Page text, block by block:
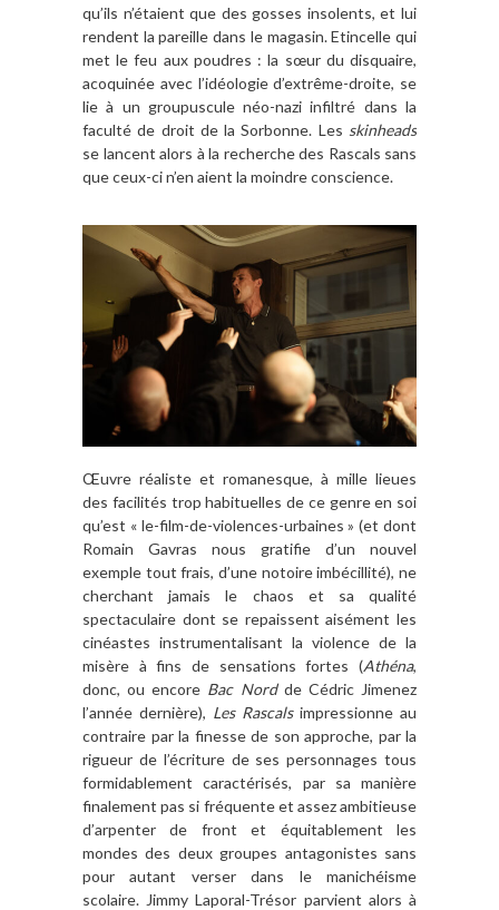
qu’ils n’étaient que des gosses insolents, et lui
rendent la pareille dans le magasin. Etincelle qui
met le feu aux poudres : la sœur du disquaire,
acoquinée avec l’idéologie d’extrême-droite, se
lie à un groupuscule néo-nazi infiltré dans la
faculté de droit de la Sorbonne. Les skinheads
se lancent alors à la recherche des Rascals sans
que ceux-ci n’en aient la moindre conscience.
Œuvre réaliste et romanesque, à mille lieues
des facilités trop habituelles de ce genre en soi
qu’est « le-film-de-violences-urbaines » (et dont
Romain Gavras nous gratifie d’un nouvel
exemple tout frais, d’une notoire imbécillité), ne
cherchant jamais le chaos et sa qualité
spectaculaire dont se repaissent aisément les
cinéastes instrumentalisant la violence de la
misère à fins de sensations fortes (Athéna,
donc, ou encore Bac Nord de Cédric Jimenez
l’année dernière), Les Rascals impressionne au
contraire par la finesse de son approche, par la
rigueur de l’écriture de ses personnages tous
formidablement caractérisés, par sa manière
finalement pas si fréquente et assez ambitieuse
d’arpenter de front et équitablement les
mondes des deux groupes antagonistes sans
pour autant verser dans le manichéisme
scolaire. Jimmy Laporal-Trésor parvient alors à